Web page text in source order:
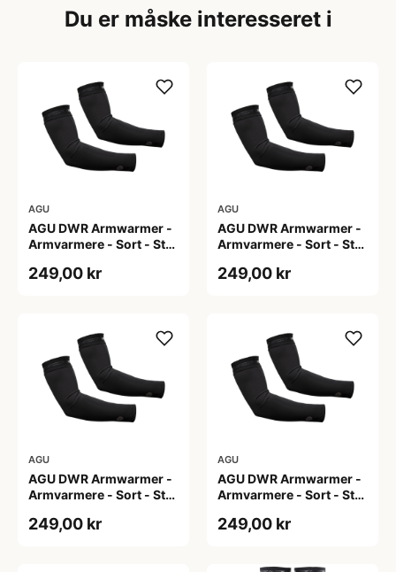
Du er måske interesseret i
AGU
AGU DWR Armwarmer -
Armvarmere - Sort - Str.
249,00 kr
AGU
AGU DWR Armwarmer -
Armvarmere - Sort - Str.
249,00 kr
AGU
AGU DWR Armwarmer -
Armvarmere - Sort - Str.
249,00 kr
AGU
AGU DWR Armwarmer -
Armvarmere - Sort - Str.
249,00 kr